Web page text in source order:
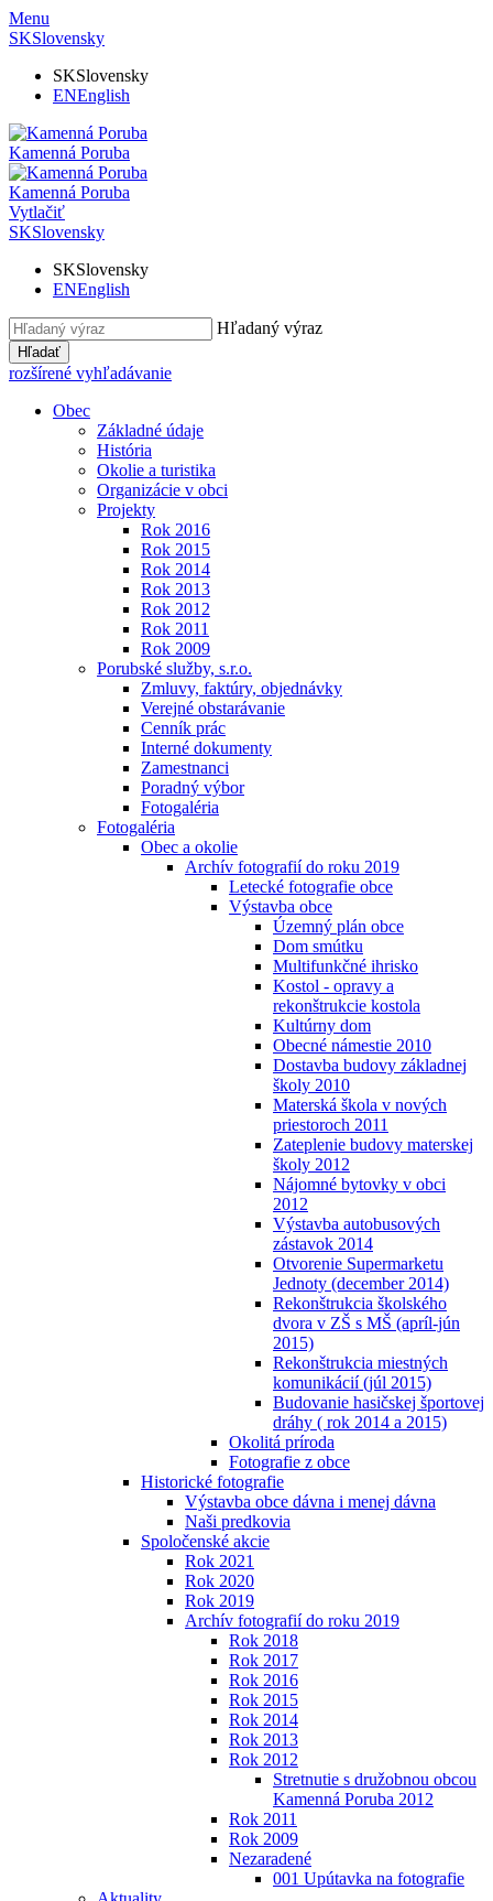
Menu
SKSlovensky
SKSlovensky
ENEnglish
Kamenná Poruba
Kamenná Poruba
Vytlačiť
SKSlovensky
SKSlovensky
ENEnglish
Hľadaný výraz
Hľadať
rozšírené vyhľadávanie
Obec
Základné údaje
História
Okolie a turistika
Organizácie v obci
Projekty
Rok 2016
Rok 2015
Rok 2014
Rok 2013
Rok 2012
Rok 2011
Rok 2009
Porubské služby, s.r.o.
Zmluvy, faktúry, objednávky
Verejné obstarávanie
Cenník prác
Interné dokumenty
Zamestnanci
Poradný výbor
Fotogaléria
Fotogaléria
Obec a okolie
Archív fotografií do roku 2019
Letecké fotografie obce
Výstavba obce
Územný plán obce
Dom smútku
Multifunkčné ihrisko
Kostol - opravy a
rekonštrukcie kostola
Kultúrny dom
Obecné námestie 2010
Dostavba budovy základnej
školy 2010
Materská škola v nových
priestoroch 2011
Zateplenie budovy materskej
školy 2012
Nájomné bytovky v obci
2012
Výstavba autobusových
zástavok 2014
Otvorenie Supermarketu
Jednoty (december 2014)
Rekonštrukcia školského
dvora v ZŠ s MŠ (apríl-jún
2015)
Rekonštrukcia miestných
komunikácií (júl 2015)
Budovanie hasičskej športovej
dráhy ( rok 2014 a 2015)
Okolitá príroda
Fotografie z obce
Historické fotografie
Výstavba obce dávna i menej dávna
Naši predkovia
Spoločenské akcie
Rok 2021
Rok 2020
Rok 2019
Archív fotografií do roku 2019
Rok 2018
Rok 2017
Rok 2016
Rok 2015
Rok 2014
Rok 2013
Rok 2012
Stretnutie s družobnou obcou
Kamenná Poruba 2012
Rok 2011
Rok 2009
Nezaradené
001 Upútavka na fotografie